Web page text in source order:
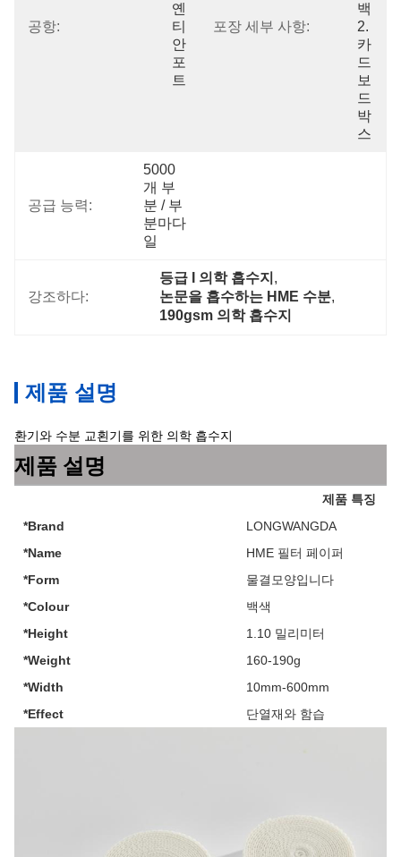
공항:
옌
티
안
포
트
포장 세부 사항:
백
2.
카
드
보
드
박
스
공급 능력:
5000
개 부
분 / 부
분마다
일
강조하다:
등급 I 의학 흡수지 ,
논문을 흡수하는 HME 수분,
190gsm 의학 흡수지
제품 설명
환기와 수분 교횐기를 위한 의학 흡수지
제품 설명
제품 특징
*Brand
LONGWANGDA
*Name
HME 필터 페이퍼
*Form
물결모양입니다
*Colour
백색
*Height
1.10 밀리미터
*Weight
160-190g
*Width
10mm-600mm
*Effect
단열재와 함습